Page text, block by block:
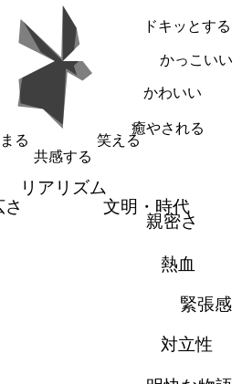
ドキッとする
かっこいい
かわいい
癒やされる
笑える
共感する
る
リアリズム
文明・時代
親密さ
熱血
緊張感
対立性